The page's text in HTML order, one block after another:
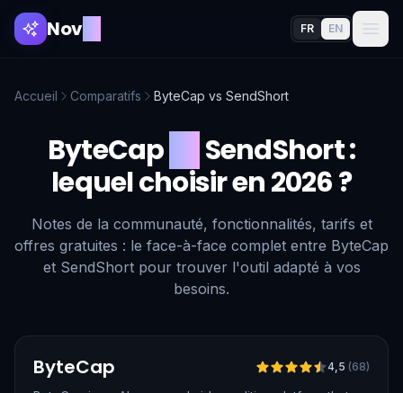
NovAI FR EN
Accueil Comparatifs ByteCap vs SendShort
ByteCap SendShort:
lequel choisir en 2026 ?
Notes de la communauté, fonctionnalités, tarifs et
offres gratuites : le face-à-face complet entre ByteCap
et SendShort pour trouver l'outil adapté à vos
besoins.
ByteCap 4,5 (68)